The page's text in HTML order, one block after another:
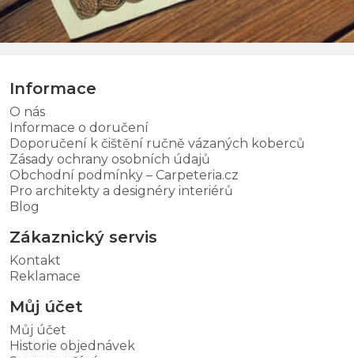
Informace
O nás
Informace o doručení
Doporučení k čištění ručně vázaných koberců
Zásady ochrany osobních údajů
Obchodní podmínky – Carpeteria.cz
Pro architekty a designéry interiérů
Blog
Zákaznický servis
Kontakt
Reklamace
Můj účet
Můj účet
Historie objednávek